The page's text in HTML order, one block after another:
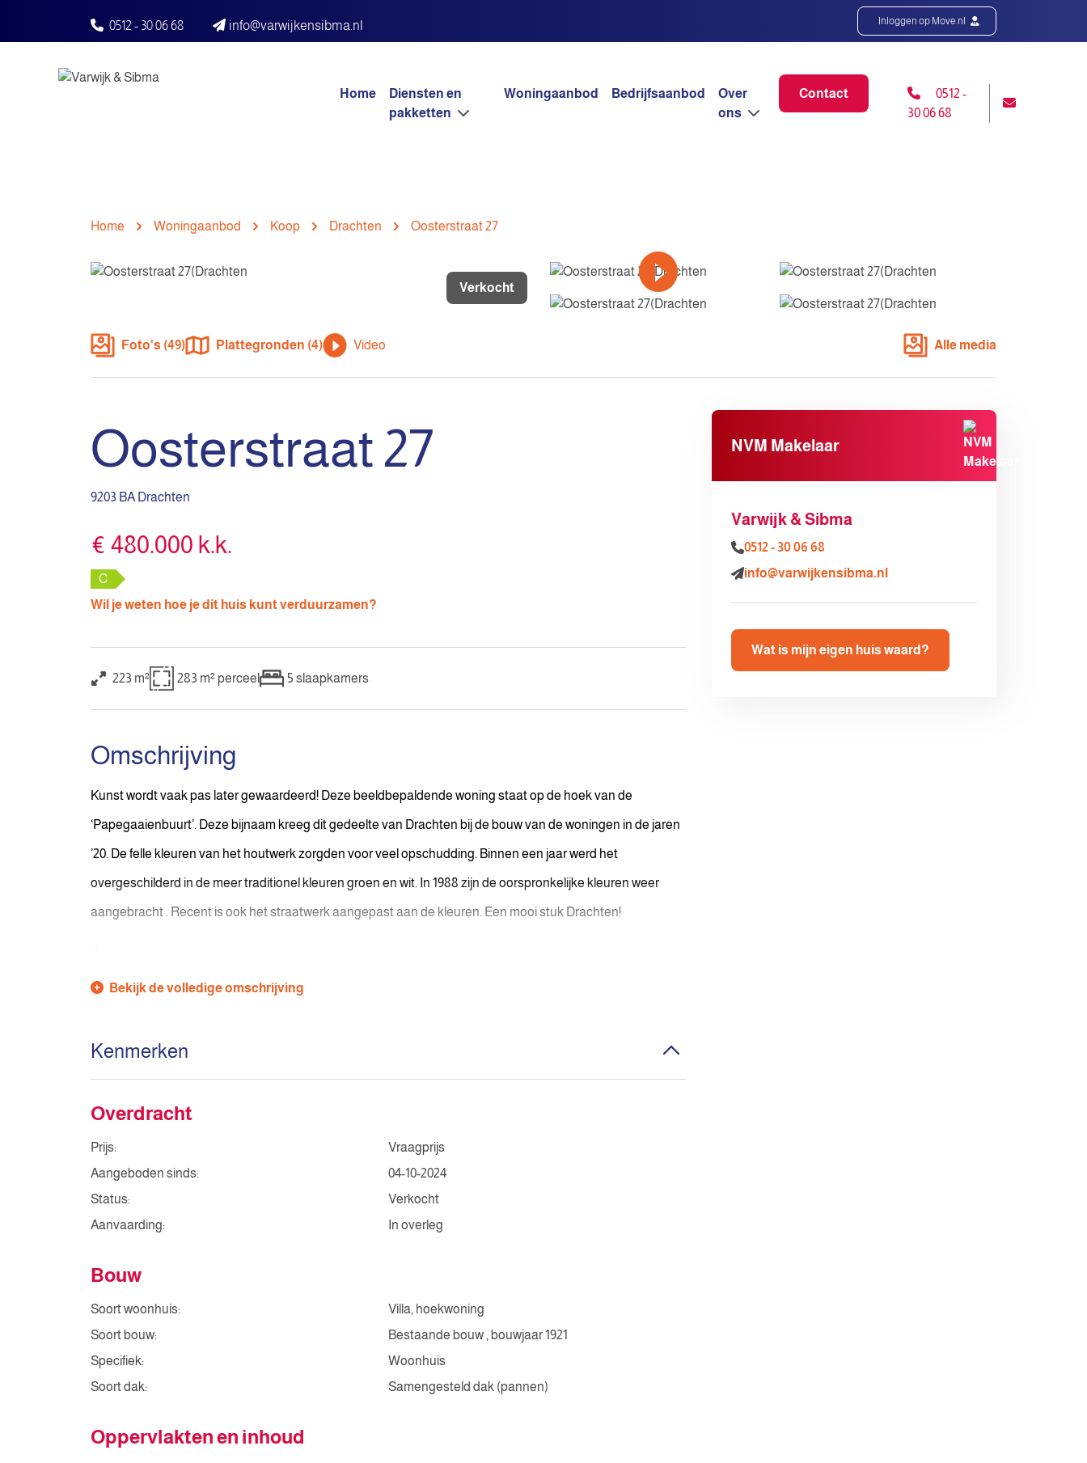
0512 - 30 06 68
info@varwijkensibma.nl Inloggen op Move.nl
Home
Diensten en
pakketten
Woningaanbod Bedrijfsaanbod
Over
ons
Contact
0512 -
30 06 68
Home Woningaanbod Koop Drachten Oosterstraat 27
Verkocht
Foto's (49) Plattegronden (4) Video Alle media
Oosterstraat 27
9203 BA Drachten
€ 480.000 k.k.
C
Wil je weten hoe je dit huis kunt verduurzamen?
223 m² 283 m² perceel 5 slaapkamers
Omschrijving
Kunst wordt vaak pas later gewaardeerd! Deze beeldbepaldende woning staat op de hoek van de
‘Papegaaienbuurt’. Deze bijnaam kreeg dit gedeelte van Drachten bij de bouw van de woningen in de jaren
’20. De felle kleuren van het houtwerk zorgden voor veel opschudding. Binnen een jaar werd het
overgeschilderd in de meer traditionel kleuren groen en wit. In 1988 zijn de oorspronkelijke kleuren weer
aangebracht . Recent is ook het straatwerk aangepast aan de kleuren. Een mooi stuk Drachten!
Bekijk de volledige omschrijving
Kenmerken
Overdracht
Prijs:
Vraagprijs
Aangeboden sinds:
04-10-2024
Status:
Verkocht
Aanvaarding:
In overleg
Bouw
Soort woonhuis:
Villa, hoekwoning
Soort bouw:
Bestaande bouw , bouwjaar 1921
Specifiek:
Woonhuis
Soort dak:
Samengesteld dak (pannen)
Oppervlakten en inhoud
NVM Makelaar
Varwijk & Sibma
0512 - 30 06 68
info@varwijkensibma.nl
Wat is mijn eigen huis waard?